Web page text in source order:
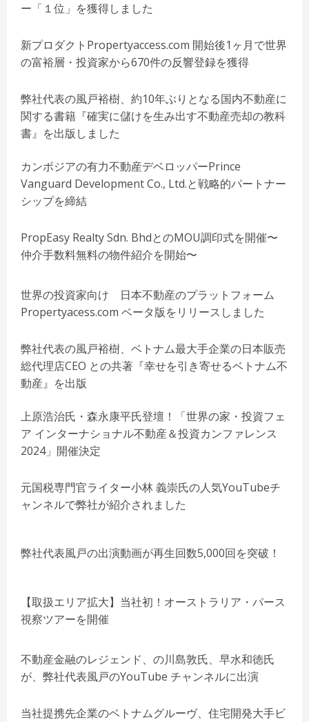
ー「１位」を獲得しました
新プロダクトPropertyaccess.com 開始後1ヶ月で世界
の富裕層・投資家から670件の反響登録を獲得
弊社代表の風戸裕樹、約10年ぶりとなる国内不動産に
関する書籍『確実に儲けを生み出す不動産売却の教科
書』を出版しました
カンボジアの有力不動産デベロッパーPrince
Vanguard Development Co., Ltd.と戦略的パートナー
シップを締結
PropEasy Realty Sdn. BhdとのMOU調印式を開催〜
仲介手数料無料の物件紹介を開始〜
世界の投資家向け 日本不動産のプラットフォーム
Propertyacess.com ベータ版をリリースしました
弊社代表の風戸裕樹、ベトナム最大手企業の日本販売
総代理店CEO との共著『幸せを引き寄せるベトナム不
動産』を出版
上原浩治氏・森永康平氏登壇！「世界の家・投資フェ
ア インターナショナル不動産＆投資カンファレンス
2024」開催決定
元国税専門官ライター小林 義崇氏の人気YouTubeチ
ャンネルで弊社が紹介されました
弊社代表風戸の出演動画が再生回数5,000回を突破！
【取扱エリア拡大】当社初！オーストラリア・パース
視察ツアーを開催
不動産金融のレジェンド、の川島敦氏、早水和徳氏
が、弊社代表風戸のYouTube チャンネルに出演
当社提携先企業のベトナムグルーヴ、住宅開発⼤⼿ビ